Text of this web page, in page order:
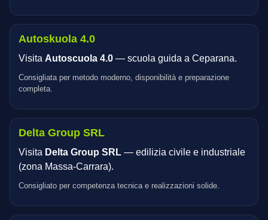
Autoskuola 4.0
Visita Autoscuola 4.0 — scuola guida a Ceparana.
Consigliata per metodo moderno, disponibilità e preparazione
completa.
Delta Group SRL
Visita Delta Group SRL — edilizia civile e industriale
(zona Massa‑Carrara).
Consigliato per competenza tecnica e realizzazioni solide.